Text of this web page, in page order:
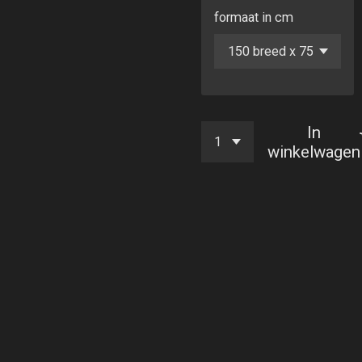
formaat in cm
In
winkelwagen